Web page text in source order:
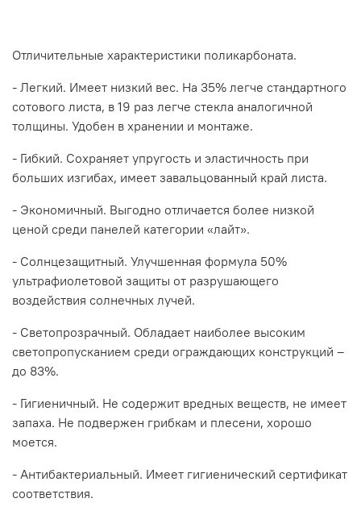
Отличительные характеристики поликарбоната.
- Легкий. Имеет низкий вес. На 35% легче стандартного
сотового листа, в 19 раз легче стекла аналогичной
толщины. Удобен в хранении и монтаже.
- Гибкий. Сохраняет упругость и эластичность при
больших изгибах, имеет завальцованный край листа.
- Экономичный. Выгодно отличается более низкой
ценой среди панелей категории «лайт».
- Солнцезащитный. Улучшенная формула 50%
ультрафиолетовой защиты от разрушающего
воздействия солнечных лучей.
- Светопрозрачный. Обладает наиболее высоким
светопропусканием среди ограждающих конструкций –
до 83%.
- Гигиеничный. Не содержит вредных веществ, не имеет
запаха. Не подвержен грибкам и плесени, хорошо
моется.
- Антибактериальный. Имеет гигиенический сертификат
соответствия.